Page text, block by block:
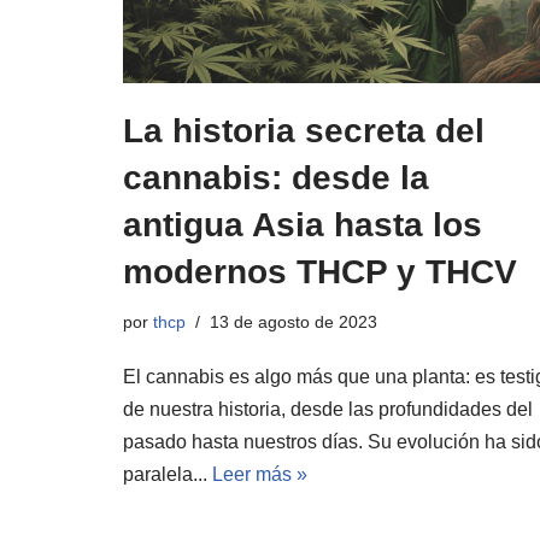
La historia secreta del
cannabis: desde la
antigua Asia hasta los
modernos THCP y THCV
por thcp 13 de agosto de 2023
El cannabis es algo más que una planta: es
de nuestra historia, desde las profundidades del
pasado hasta nuestros días. Su evolución ha
paralela... Leer más »